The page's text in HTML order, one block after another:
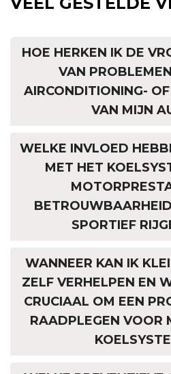
HOE HERKEN IK DE
VAN
AIRCONDITIONING-
VAN MIJN
WELKE INVLOED
MET HET
SPORTIEF
WANNEER KAN IK
ZELF VERHELPEN EN
CRUCIAAL OM EEN
RAADPLEGEN VOOR